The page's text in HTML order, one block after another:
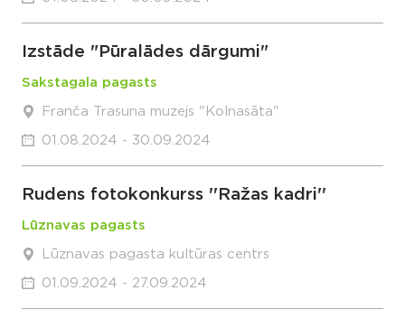
Izstāde "Pūralādes dārgumi"
Sakstagala pagasts
Franča Trasuna muzejs "Kolnasāta"
01.08.2024 - 30.09.2024
Rudens fotokonkurss ''Ražas kadri''
Lūznavas pagasts
Lūznavas pagasta kultūras centrs
01.09.2024 - 27.09.2024